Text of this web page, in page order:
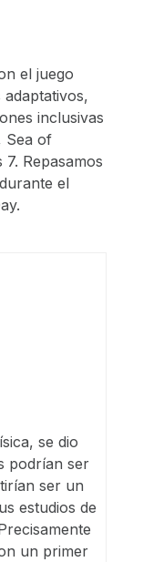
el juego
inclusivas
Sea of
Repasamos
el
se dio
podrían ser
ser un
estudios de
un primer